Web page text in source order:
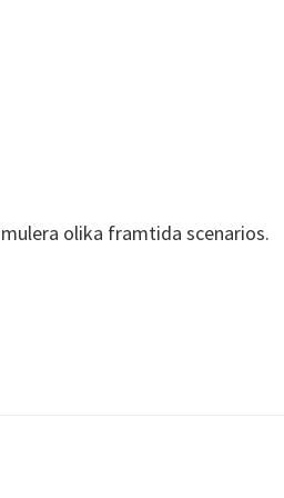
olika framtida scenarios.